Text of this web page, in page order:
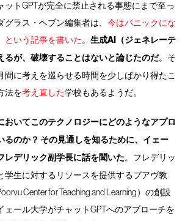
ットGPTが完全に禁止される事態にまで至っ
グラス・ヘブン編集者は、今はパニックにな
という記事を書いた。生成AI（ジェネレーテ
るが、破壊することはないと論じたのだ。そ
間に考えを巡らせる時間を少しばかり得たこ
法を考え直した学校もあるようだ。
おいてこのテクノロジーにどのようなアプロ
るのか？ その見通しを知るために、イェー
レデリック副学長に話を聞いた。フレデリッ
学生に対するリソースを提供するプアヴ教
Center for Teaching and Learning）の創設
ェール大学がチャットGPTへのアプローチを